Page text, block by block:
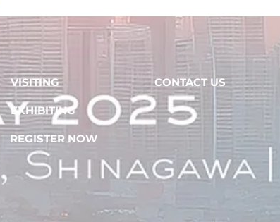
VISITING CONTACT US
EXHIBITING
REGISTER NOW